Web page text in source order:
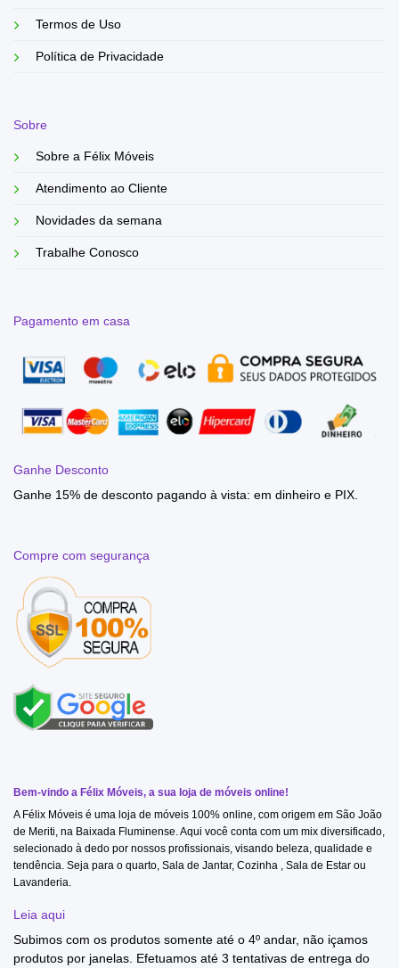
Termos de Uso
Política de Privacidade
Sobre
Sobre a Félix Móveis
Atendimento ao Cliente
Novidades da semana
Trabalhe Conosco
Pagamento em casa
Ganhe Desconto
Ganhe 15% de desconto pagando à vista: em dinheiro e PIX.
Compre com segurança
Bem-vindo a Félix Móveis, a sua loja de móveis online!
A Félix Móveis é uma loja de móveis 100% online, com origem em São João
de Meriti, na Baixada Fluminense. Aqui você conta com um mix diversificado,
selecionado à dedo por nossos profissionais, visando beleza, qualidade e
tendência. Seja para o quarto, Sala de Jantar, Cozinha , Sala de Estar ou
Lavanderia.
Leia aqui
Subimos com os produtos somente até o 4º andar, não içamos
produtos por janelas. Efetuamos até 3 tentativas de entrega do